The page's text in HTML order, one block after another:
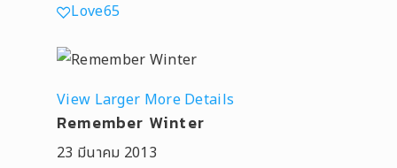
Love65
View Larger More Details
Remember Winter
23 มีนาคม 2013